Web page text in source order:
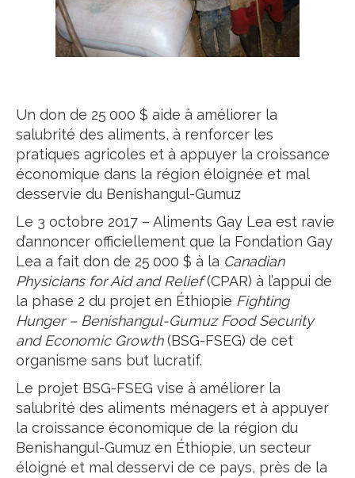
Un don de 25 000 $ aide à améliorer la
salubrité des aliments, à renforcer les
pratiques agricoles et à appuyer la croissance
économique dans la région éloignée et mal
desservie du Benishangul-Gumuz
Le 3 octobre 2017 – Aliments Gay Lea est ravie
d’annoncer officiellement que la Fondation Gay
Lea a fait don de 25 000 $ à la Canadian
Physicians for Aid and Relief(CPAR) à l’appui de
la phase 2 du projet en Éthiopie Fighting
Hunger – Benishangul-Gumuz Food Security
and Economic Growth(BSG-FSEG) de cet
organisme sans but lucratif.
Le projet BSG-FSEG vise à améliorer la
salubrité des aliments ménagers et à appuyer
la croissance économique de la région du
Benishangul-Gumuz en Éthiopie, un secteur
éloigné et mal desservi de ce pays, près de la